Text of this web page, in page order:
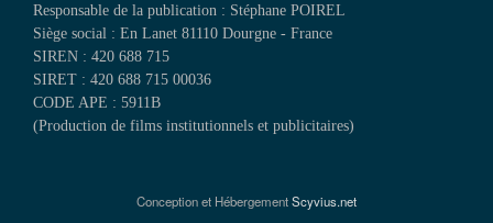
Responsable de la publication : Stéphane POIREL
Siège social : En Lanet 81110 Dourgne - France
SIREN : 420 688 715
SIRET : 420 688 715 00036
CODE APE : 5911B
(Production de films institutionnels et publicitaires)
Conception et HébergementScyvius.net